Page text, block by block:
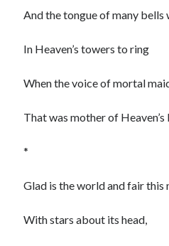
And the tongue of many bells
In Heaven’s towers to ring
When the voice of mortal
That was mother of Heaven’s
*
Glad is the world and fair this
With stars about its head,